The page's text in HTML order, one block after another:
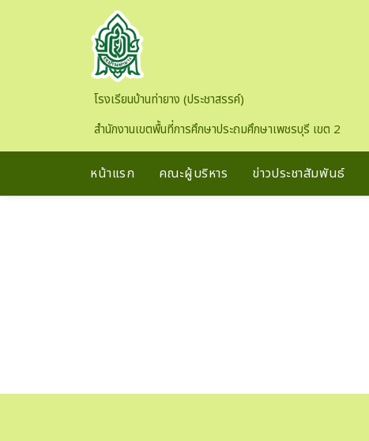
Skip to main content
โรงเรียนบ้านท่ายาง (ประชาสรรค์)
สำนักงานเขตพื้นที่การศึกษาประถมศึกษาเพชรบุรี เขต 2
หน้าแรก คณะผู้บริหาร ข่าวประชาสัมพันธ์